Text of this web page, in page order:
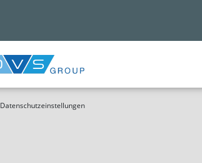
Datenschutzeinstellungen